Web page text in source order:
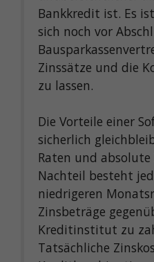
Bankkredit ist. Es
sich noch vor
Zinssätze und die
zu lassen.
Die Vorteile einer
sicherlich
Raten und
Nachteil besteht
niedrigeren
Zinsbeträge
Kreditinstitut zu
Tatsächliche